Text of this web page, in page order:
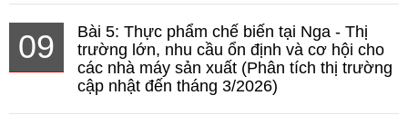
09
Bài 5: Thực phẩm chế biến tại Nga - Thị
trường lớn, nhu cầu ổn định và cơ hội cho
các nhà máy sản xuất (Phân tích thị trường
cập nhật đến tháng 3/2026)